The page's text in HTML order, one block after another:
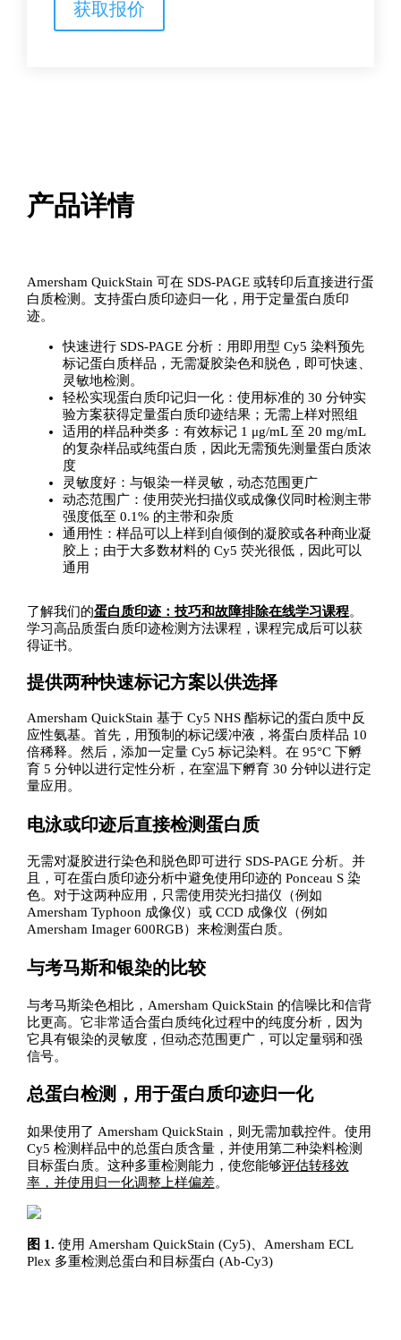
记
获取报价
产品详情
Amersham QuickStain 可在 SDS-PAGE 或转印后直接进行蛋
白质检测。支持蛋白质印迹归一化，用于定量蛋白质印
迹。
快速进行 SDS-PAGE 分析：用即用型 Cy5 染料预先
标记蛋白质样品，无需凝胶染色和脱色，即可快速、
灵敏地检测。
轻松实现蛋白质印记归一化：使用标准的 30 分钟实
验方案获得定量蛋白质印迹结果；无需上样对照组
适用的样品种类多：有效标记 1 μg/mL 至 20 mg/mL
的复杂样品或纯蛋白质，因此无需预先测量蛋白质浓
度
灵敏度好：与银染一样灵敏，动态范围更广
动态范围广：使用荧光扫描仪或成像仪同时检测主带
强度低至 0.1% 的主带和杂质
通用性：样品可以上样到自倾倒的凝胶或各种商业凝
胶上；由于大多数材料的 Cy5 荧光很低，因此可以
通用
了解我们的蛋白质印迹：技巧和故障排除在线学习课程。
学习高品质蛋白质印迹检测方法课程，课程完成后可以获
得证书。
提供两种快速标记方案以供选择
Amersham QuickStain 基于 Cy5 NHS 酯标记的蛋白质中反
应性氨基。首先，用预制的标记缓冲液，将蛋白质样品 10
倍稀释。然后，添加一定量 Cy5 标记染料。在 95°C 下孵
育 5 分钟以进行定性分析，在室温下孵育 30 分钟以进行定
量应用。
电泳或印迹后直接检测蛋白质
无需对凝胶进行染色和脱色即可进行 SDS-PAGE 分析。并
且，可在蛋白质印迹分析中避免使用印迹的 Ponceau S 染
色。对于这两种应用，只需使用荧光扫描仪（例如
Amersham Typhoon 成像仪）或 CCD 成像仪（例如
Amersham Imager 600RGB）来检测蛋白质。
与考马斯和银染的比较
与考马斯染色相比，Amersham QuickStain 的信噪比和信背
比更高。它非常适合蛋白质纯化过程中的纯度分析，因为
它具有银染的灵敏度，但动态范围更广，可以定量弱和强
信号。
总蛋白检测，用于蛋白质印迹归一化
如果使用了 Amersham QuickStain，则无需加载控件。使用
Cy5 检测样品中的总蛋白质含量，并使用第二种染料检测
目标蛋白质。这种多重检测能力，使您能够评估转移效
率，并使用归一化调整上样偏差。
图 1. 使用 Amersham QuickStain (Cy5)、Amersham ECL
Plex 多重检测总蛋白和目标蛋白 (Ab-Cy3)